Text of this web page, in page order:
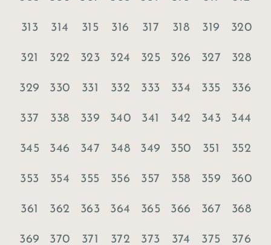
313 314 315 316 317 318 319 320
321 322 323 324 325 326 327 328
329 330 331 332 333 334 335 336
337 338 339 340 341 342 343 344
345 346 347 348 349 350 351 352
353 354 355 356 357 358 359 360
361 362 363 364 365 366 367 368
369 370 371 372 373 374 375 376